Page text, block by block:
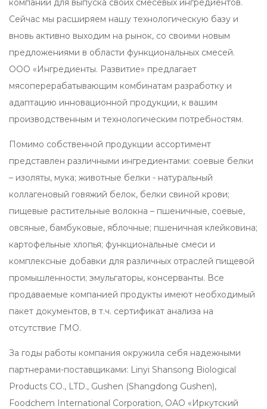
компании для выпуска своих смесевых ингредиентов.
Сейчас мы расширяем нашу технологическую базу и
вновь активно выходим на рынок, со своими новым
предложениями в области функциональных смесей.
ООО «Ингредиенты. Развитие» предлагает
мясоперерабатывающим комбинатам разработку и
адаптацию инновационной продукции, к вашим
производственным и технологическим потребностям.
Помимо собственной продукции ассортимент
представлен различными ингредиентами: соевые белки
– изоляты, мука; животные белки - натуральный
коллагеновый говяжий белок, белки свиной крови;
пищевые растительные волокна – пшеничные, соевые,
овсяные, бамбуковые, яблочные; пшеничная клейковина;
картофельные хлопья; функциональные смеси и
комплексные добавки для различных отраслей пищевой
промышленности; эмульгаторы, консерванты. Все
продаваемые компанией продукты имеют необходимый
пакет документов, в т.ч. сертификат анализа на
отсутствие ГМО.
За годы работы компания окружила себя надежными
партнерами-поставщиками: Linyi Shansong Biological
Products CO., LTD., Gushen (Shangdong Gushen),
Foodchem International Corporation, ОАО «Иркутский